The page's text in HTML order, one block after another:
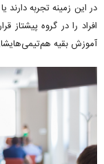
افراد را در گروه پیشتاز
آموزش بقیه